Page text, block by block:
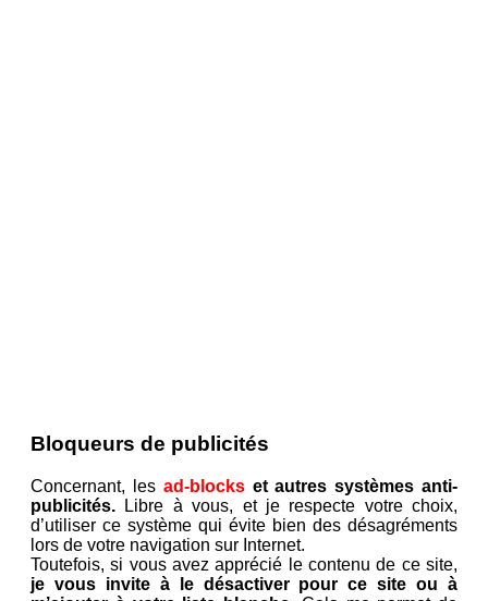
Bloqueurs de publicités
Concernant, les ad-blockset autres systèmes anti-
publicités. Libre à vous, et je respecte votre choix,
d’utiliser ce système qui évite bien des désagréments
lors de votre navigation sur Internet.
Toutefois, si vous avez apprécié le contenu de ce site,
je vous invite à le désactiver pour ce site ou à